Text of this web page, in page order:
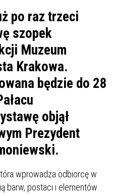
po raz trzeci
szopek
Muzeum
Krakowa.
będzie do 28
objął
Prezydent
wprowadza odbiorcę w
barw, postaci i elementów